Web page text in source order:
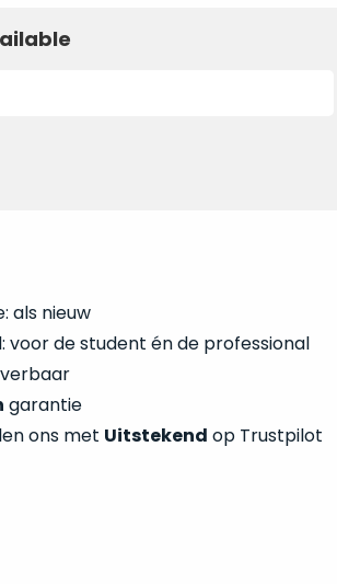
als nieuw
voor de student én de professional
garantie
ons met Uitstekend op Trustpilot